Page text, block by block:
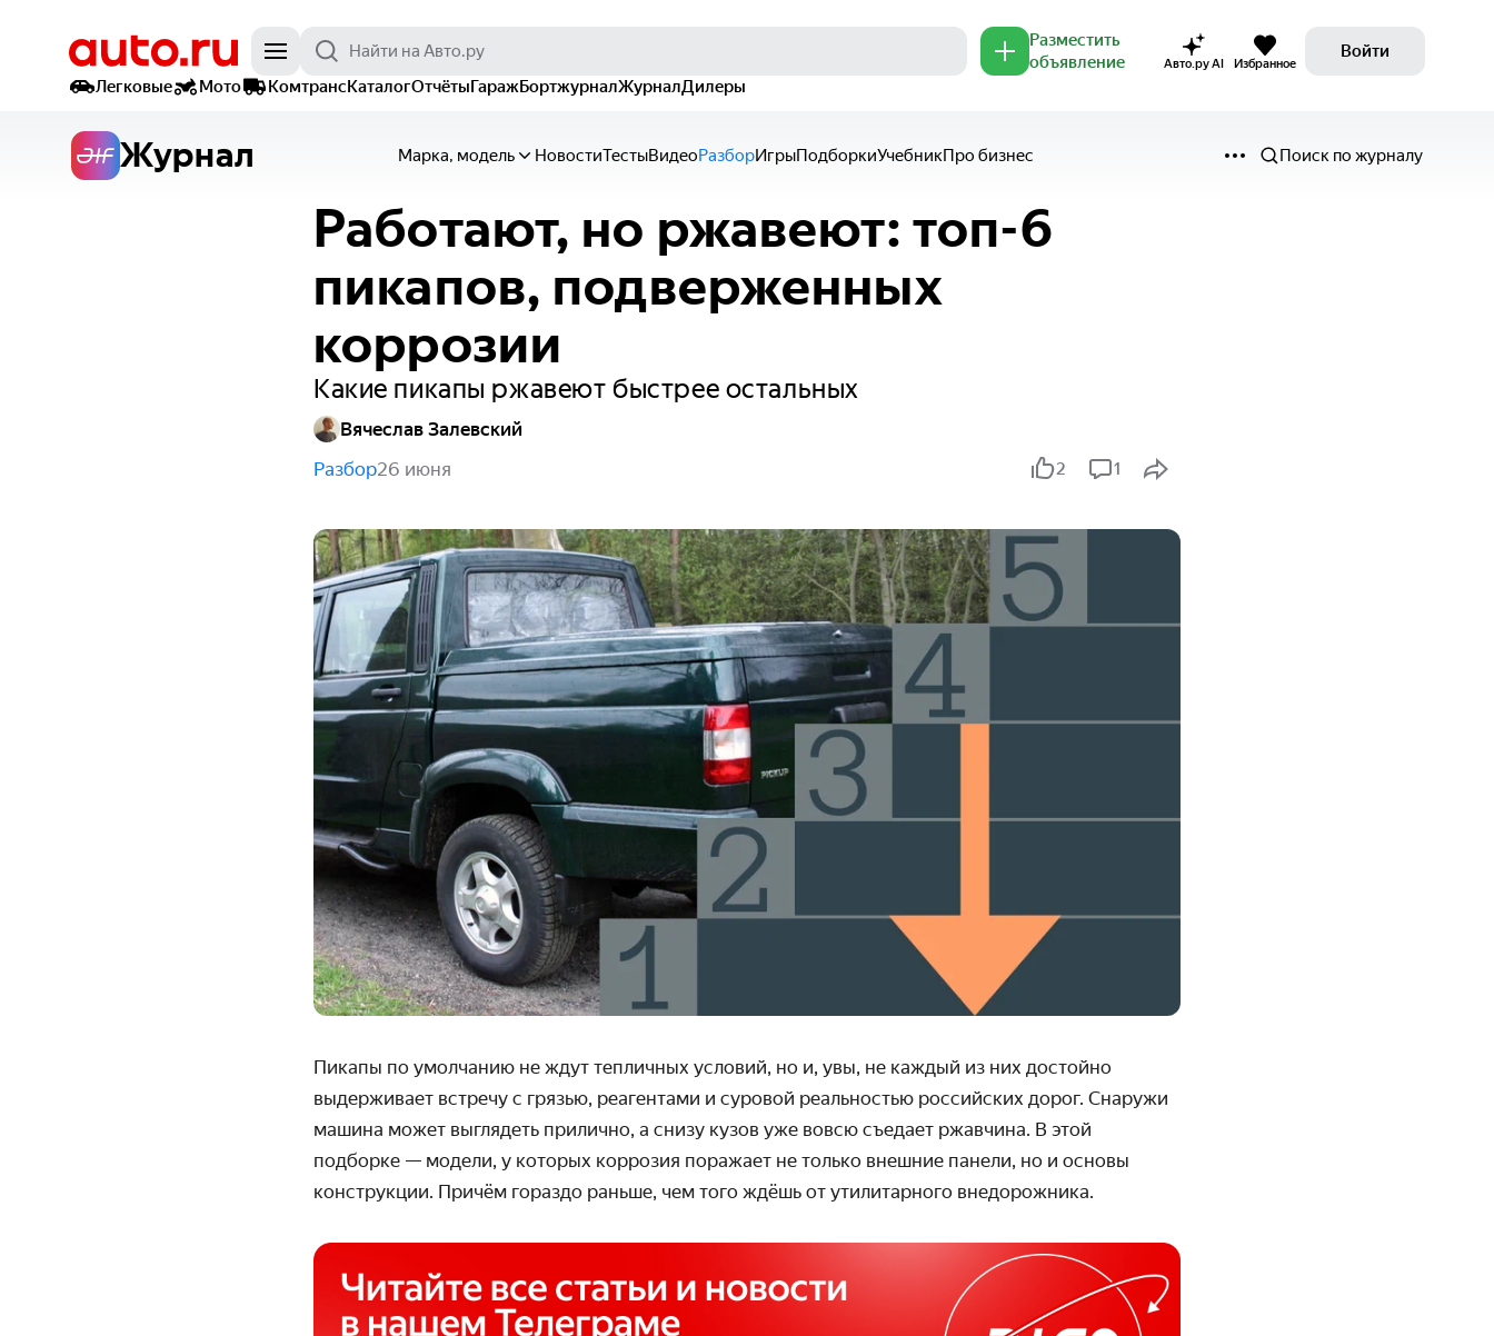
Разместить
объявление
Авто.ру AI Избранное
Войти
Легковые
Мото КомтрансКаталогОтчётыГаражБортжурналЖурналДилеры
Журнал Марка, модель НовостиТестыВидеоРазборИгрыПодборкиУчебникПро бизнес Поиск по журналу
Работают, но ржавеют: топ-6
пикапов, подверженных
коррозии
Какие пикапы ржавеют быстрее остальных
Вячеслав Залевский
Разбор26 июня 2 1
Пикапы по умолчанию не ждут тепличных условий, но и, увы, не каждый из них достойно
выдерживает встречу с грязью, реагентами и суровой реальностью российских дорог. Снаружи
машина может выглядеть прилично, а снизу кузов уже вовсю съедает ржавчина. В этой
подборке — модели, у которых коррозия поражает не только внешние панели, но и основы
конструкции. Причём гораздо раньше, чем того ждёшь от утилитарного внедорожника.